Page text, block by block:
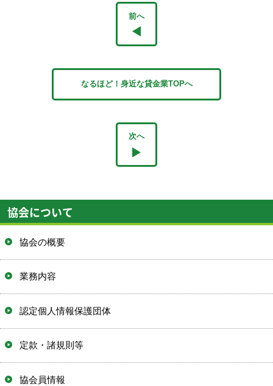
前へ
なるほど！身近な貸金業TOPへ
次へ
協会について
協会の概要
業務内容
認定個人情報保護団体
定款・諸規則等
協会員情報